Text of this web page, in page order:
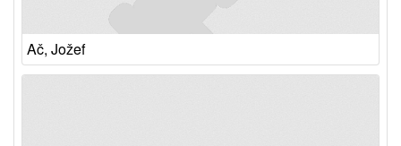
Ač, Jožef